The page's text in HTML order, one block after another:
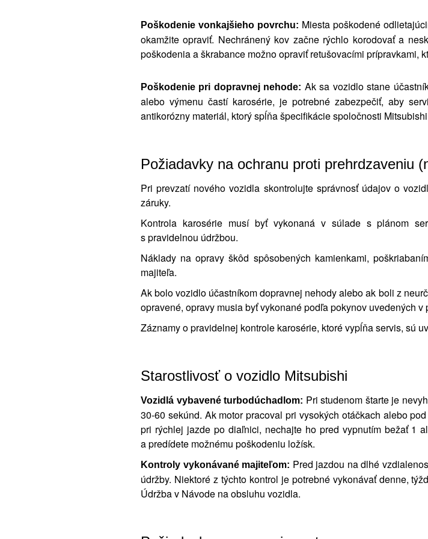
Poškodenie vonkajšieho povrchu: Miesta poškodené
okamžite opraviť. Nechránený kov začne rýchlo korodovať a
poškodenia a škrabance možno opraviť retušovacími prípravkami,
Poškodenie pri dopravnej nehode: Ak sa vozidlo stane
alebo výmenu častí karosérie, je potrebné zabezpečiť, aby
antikorózny materiál, ktorý spĺňa špecifikácie spoločnosti
Požiadavky na ochranu proti prehrdzaveniu
Pri prevzatí nového vozidla skontrolujte správnosť údajov o
záruky.
Kontrola karosérie musí byť vykonaná v súlade s plánom
s pravidelnou údržbou.
Náklady na opravy škôd spôsobených kamienkami,
majiteľa.
Ak bolo vozidlo účastníkom dopravnej nehody alebo ak boli z
opravené, opravy musia byť vykonané podľa pokynov uvedených
Záznamy o pravidelnej kontrole karosérie, ktoré vypĺňa servis, sú
Starostlivosť o vozidlo Mitsubishi
Vozidlá vybavené turbodúchadlom: Pri studenom štarte je
30‑60 sekúnd. Ak motor pracoval pri vysokých otáčkach alebo
pri rýchlej jazde po diaľnici, nechajte ho pred vypnutím bežať 1
a predídete možnému poškodeniu ložísk.
Kontroly vykonávané majiteľom: Pred jazdou na dlhé
údržby. Niektoré z týchto kontrol je potrebné vykonávať denne,
Údržba v Návode na obsluhu vozidla.